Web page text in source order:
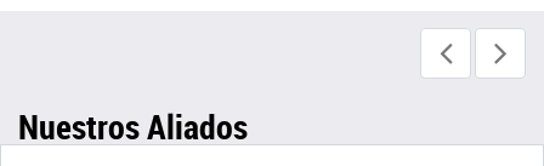
Nuestros Aliados